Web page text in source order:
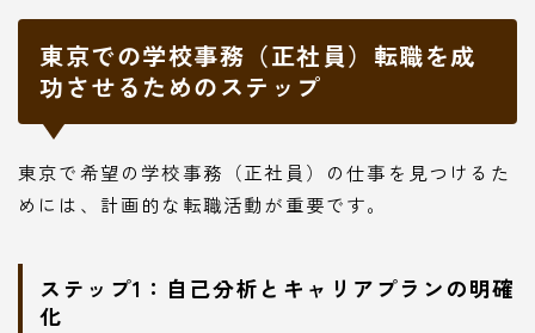
東京での学校事務（正社員）転職を成
功させるためのステップ
東京で希望の学校事務（正社員）の仕事を見つけるた
めには、計画的な転職活動が重要です。
ステップ1：自己分析とキャリアプランの明確
化